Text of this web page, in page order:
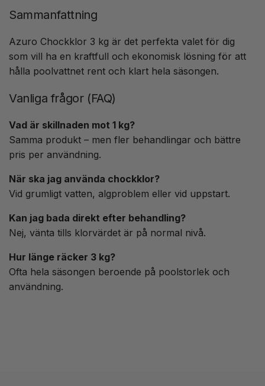
Sammanfattning
Azuro Chockklor 3 kg är det perfekta valet för dig
som vill ha en kraftfull och ekonomisk lösning för att
hålla poolvattnet rent och klart hela säsongen.
Vanliga frågor (FAQ)
Vad är skillnaden mot 1 kg?
Samma produkt – men fler behandlingar och bättre
pris per användning.
När ska jag använda chockklor?
Vid grumligt vatten, algproblem eller vid uppstart.
Kan jag bada direkt efter behandling?
Nej, vänta tills klorvärdet är på normal nivå.
Hur länge räcker 3 kg?
Ofta hela säsongen beroende på poolstorlek och
användning.